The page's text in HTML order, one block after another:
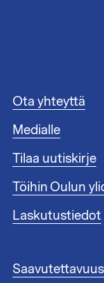
A
a
t
u
n
n
i
s
e
e
Ota yhteyttä
Medialle
Tilaa uutiskirje
Töihin Oulun
Laskutustiedot
A